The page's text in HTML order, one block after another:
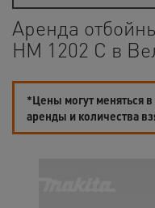
Аренда
HM 1202 C в
*Цены могут меняться в
аренды и количества